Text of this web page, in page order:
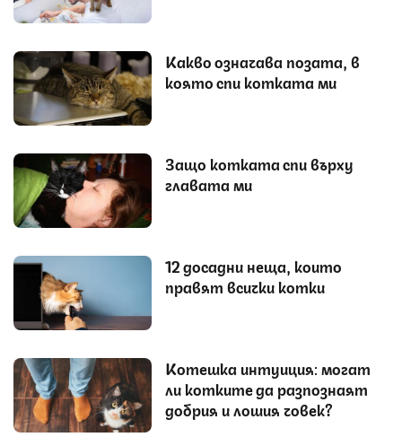
Какво означава позата, в
която спи котката ми
Защо котката спи върху
главата ми
12 досадни неща, които
правят всички котки
Котешка интуиция: могат
ли котките да разпознаят
добрия и лошия човек?